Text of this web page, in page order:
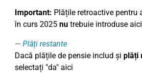
Important: Plățile retroactive pentru
în curs 2025 nu trebuie introduse
Plăți restante
Dacă plățile de pensie includ și plăți
selectați "da" aici